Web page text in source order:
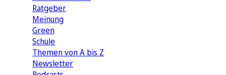
Ratgeber
Meinung
Green
Schule
Themen von A bis Z
Newsletter